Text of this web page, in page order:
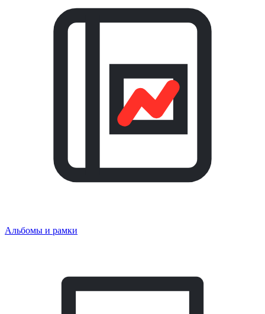
Альбомы и рамки